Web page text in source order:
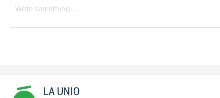
LA UNIO